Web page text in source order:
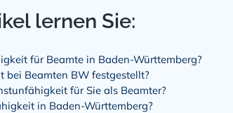
lernen Sie:
für Beamte in Baden-Württemberg?
Beamten BW festgestellt?
für Sie als Beamter?
in Baden-Württemberg?